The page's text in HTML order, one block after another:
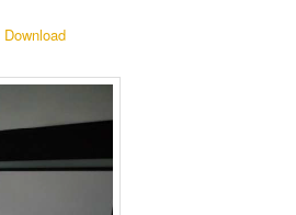
Download